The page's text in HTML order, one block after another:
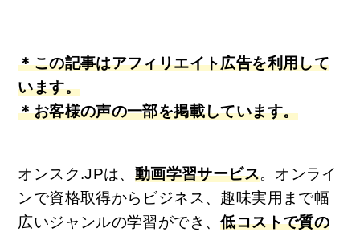
＊この記事はアフィリエイト広告を利用して
います。
＊お客様の声の一部を掲載しています。
オンスク.JPは、 動画学習サービス。オンライ
ンで資格取得からビジネス、趣味実用まで幅
広いジャンルの学習ができ、低コストで質の